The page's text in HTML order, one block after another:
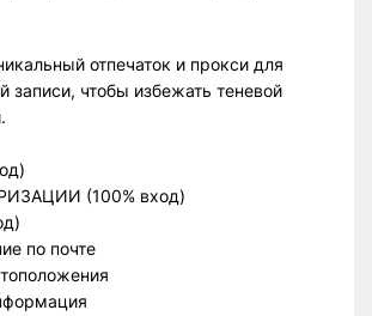
отпечаток и прокси для
записи, чтобы избежать теневой
(100% вход)
по почте